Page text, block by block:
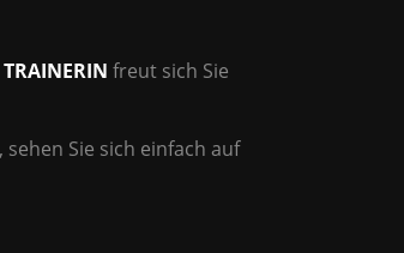
freut sich Sie
Sie sich einfach auf